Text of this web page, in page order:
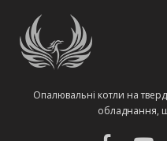
Опалювальні котли на
обладнання,